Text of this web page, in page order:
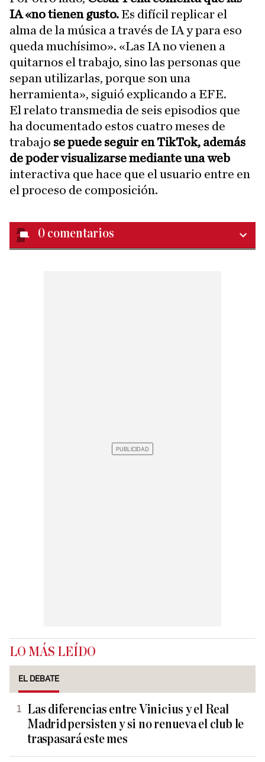
IA «no tienen gusto.Es difícil replicar el
alma de la música a través de IA y para eso
queda muchísimo». «Las IA no vienen a
quitarnos el trabajo, sino las personas que
sepan utilizarlas, porque son una
herramienta», siguió explicando a EFE.
El relato transmedia de seis episodios que
ha documentado estos cuatro meses de
trabajo se puede seguir en TikTok, además
de poder visualizarse mediante una web
interactiva que hace que el usuario entre en
el proceso de composición.
0 comentarios
LO MÁS LEÍDO
EL DEBATE
Las diferencias entre Vinicius y el Real
Madrid persisten y si no renueva el club le
traspasará este mes